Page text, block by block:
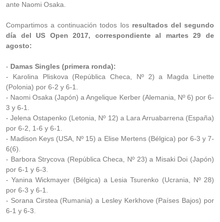
ante Naomi Osaka.
Compartimos a continuación todos los resultados del segundo
día del US Open 2017, correspondiente al martes 29 de
agosto:
- Damas Singles (primera ronda):
- Karolina Pliskova (República Checa, Nº 2) a Magda Linette
(Polonia) por 6-2 y 6-1.
- Naomi Osaka (Japón) a Angelique Kerber (Alemania, Nº 6) por 6-
3 y 6-1.
- Jelena Ostapenko (Letonia, Nº 12) a Lara Arruabarrena (España)
por 6-2, 1-6 y 6-1.
- Madison Keys (USA, Nº 15) a Elise Mertens (Bélgica) por 6-3 y 7-
6(6).
- Barbora Strycova (República Checa, Nº 23) a Misaki Doi (Japón)
por 6-1 y 6-3.
- Yanina Wickmayer (Bélgica) a Lesia Tsurenko (Ucrania, Nº 28)
por 6-3 y 6-1.
- Sorana Cirstea (Rumania) a Lesley Kerkhove (Países Bajos) por
6-1 y 6-3.